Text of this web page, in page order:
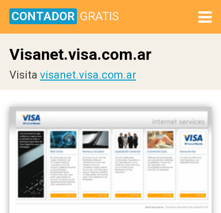
CONTADOR GRATIS
Visanet.visa.com.ar
Visita visanet.visa.com.ar